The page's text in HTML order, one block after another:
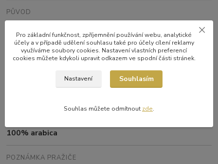
PŮVOD
Brazílie – Minas Gerais, São Paulo
ZPRACOVÁNÍ
Natural
100% arabica
POZNÁMKA PRAŽIČE
Pro základní funkčnost, zpříjemnění používání webu, analytické
účely a v případě udělení souhlasu také pro účely cílení reklamy
využíváme soubory cookies. Nastavení vlastních preferencí
cookies můžete kdykoli upravit odkazem ve spodní části stránek.
Nastavení Souhlasím
Souhlas můžete odmítnout zde.